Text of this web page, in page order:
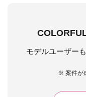
モデルユーザー
※ 案件が